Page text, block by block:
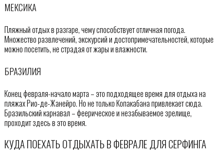
МЕКСИКА
Пляжный отдых в разгаре, чему способствует отличная погода.
Множество развлечений, экскурсий и достопримечательностей, которые
можно посетить, не страдая от жары и влажности.
БРАЗИЛИЯ
Конец февраля-начало марта – это подходящее время для отдыха на
пляжах Рио-де-Жанейро. Но не только Копакабана привлекает сюда.
Бразильский карнавал – феерическое и незабываемое зрелище,
проходит здесь в это время.
КУДА ПОЕХАТЬ ОТДЫХАТЬ В ФЕВРАЛЕ ДЛЯ СЕРФИНГА